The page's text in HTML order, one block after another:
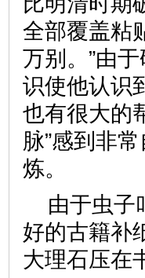
全部覆盖粘
万别。”由
识使他认识
也有很大的
脉”感到非
炼。
由于虫子
好的古籍补
大理石压在